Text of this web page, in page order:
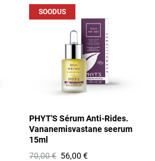
SOODUS
PHYT'S Sérum Anti-Rides.
Vananemisvastane seerum
15ml
70,00 € 56,00 €